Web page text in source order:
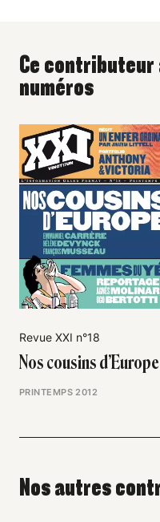
Ce
numéros
Revue XXI n°18
Nos cousins d’Europe
PRINTEMPS 2012
Nos autres